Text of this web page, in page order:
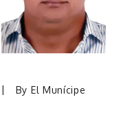
By El Munícipe